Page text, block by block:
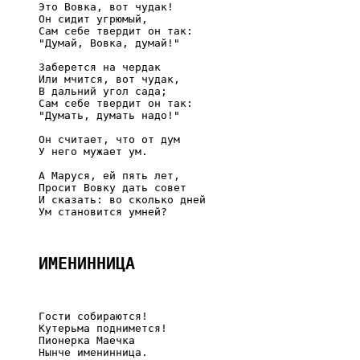
     Это Вовка, вот чудак!
     Он сидит угрюмый,
     Сам себе твердит он так:
     "Думай, Вовка, думай!"
     Заберется на чердак
     Или мчится, вот чудак,
     В дальний угол сада;
     Сам себе твердит он так:
     "Думать, думать надо!"
     Он считает, что от дум
     У него мужает ум.
     А Маруся, ей пять лет,
     Просит Вовку дать совет
     И сказать: во сколько дней
     Ум становится умней?
ИМЕНИННИЦА
     Гости собираются!
     Кутерьма поднимется!
     Пионерка Маечка
     Нынче именинница.